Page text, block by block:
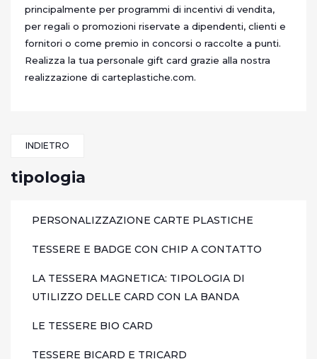
principalmente per programmi di incentivi di vendita,
per regali o promozioni riservate a dipendenti, clienti e
fornitori o come premio in concorsi o raccolte a punti.
Realizza la tua personale gift card grazie alla nostra
realizzazione di carteplastiche.com.
INDIETRO
tipologia
PERSONALIZZAZIONE CARTE PLASTICHE
TESSERE E BADGE CON CHIP A CONTATTO
LA TESSERA MAGNETICA: TIPOLOGIA DI
UTILIZZO DELLE CARD CON LA BANDA
LE TESSERE BIO CARD
TESSERE BICARD E TRICARD